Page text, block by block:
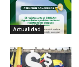
Actualidad